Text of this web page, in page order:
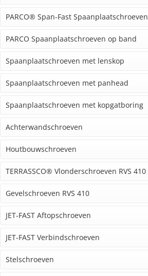
PARCO® Span-Fast Spaanplaatschroeven
PARCO Spaanplaatschroeven op band
Spaanplaatschroeven met lenskop
Spaanplaatschroeven met panhead
Spaanplaatschroeven met kopgatboring
Achterwandschroeven
Houtbouwschroeven
TERRASSCO® Vlonderschroeven RVS 410
Gevelschroeven RVS 410
JET-FAST Aftopschroeven
JET-FAST Verbindschroeven
Stelschroeven